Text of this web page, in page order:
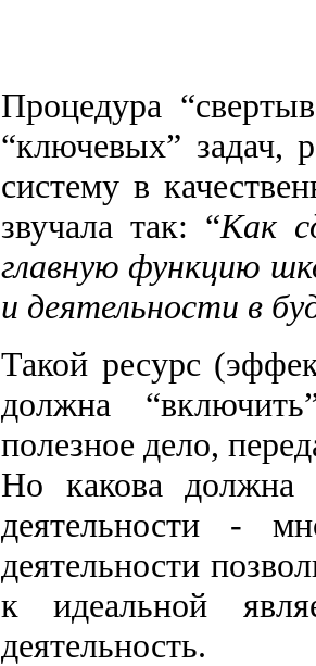
Процедура
“ключевых” задач,
систему в
звучала так: “Как
главную функцию
и деятельности в
Такой ресурс
должна
полезное дело,
Но какова должна
деятельности -
деятельности
к идеальной
деятельность.